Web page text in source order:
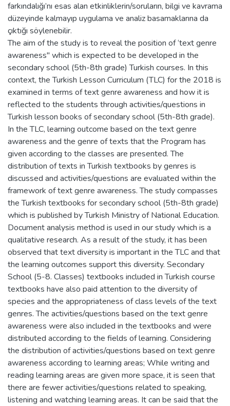
farkındalığı’nı esas alan etkinliklerin/soruların, bilgi ve kavrama
düzeyinde kalmayıp uygulama ve analiz basamaklarına da
çıktığı söylenebilir.
The aim of the study is to reveal the position of ‘text genre
awareness" which is expected to be developed in the
secondary school (5th-8th grade) Turkish courses. In this
context, the Turkish Lesson Curriculum (TLC) for the 2018 is
examined in terms of text genre awareness and how it is
reflected to the students through activities/questions in
Turkish lesson books of secondary school (5th-8th grade).
In the TLC, learning outcome based on the text genre
awareness and the genre of texts that the Program has
given according to the classes are presented. The
distribution of texts in Turkish textbooks by genres is
discussed and activities/questions are evaluated within the
framework of text genre awareness. The study compasses
the Turkish textbooks for secondary school (5th-8th grade)
which is published by Turkish Ministry of National Education.
Document analysis method is used in our study which is a
qualitative research. As a result of the study, it has been
observed that text diversity is important in the TLC and that
the learning outcomes support this diversity. Secondary
School (5-8. Classes) textbooks included in Turkish course
textbooks have also paid attention to the diversity of
species and the appropriateness of class levels of the text
genres. The activities/questions based on the text genre
awareness were also included in the textbooks and were
distributed according to the fields of learning. Considering
the distribution of activities/questions based on text genre
awareness according to learning areas; While writing and
reading learning areas are given more space, it is seen that
there are fewer activities/questions related to speaking,
listening and watching learning areas. It can be said that the